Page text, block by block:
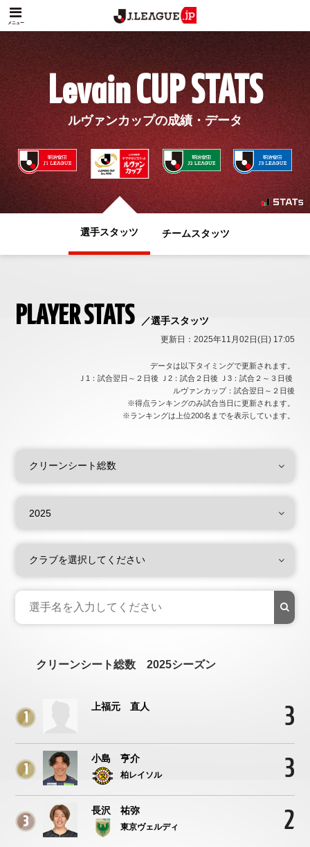
メニュー
Levain CUP STATS
ルヴァンカップの成績・データ
選手スタッツ チームスタッツ
PLAYER STATS ／選手スタッツ
更新日：2025年11月02日(日) 17:05
データは以下タイミングで更新されます。
Ｊ1：試合翌日～２日後 Ｊ2：試合２日後 Ｊ3：試合２～３日後
ルヴァンカップ：試合翌日～２日後
※得点ランキングのみ試合当日に更新されます。
※ランキングは上位200名までを表示しています。
クリーンシート総数 2025シーズン
1
上福元 直人 3
1
小島 亨介
柏レイソル 3
3
長沢 祐弥
東京ヴェルディ 2